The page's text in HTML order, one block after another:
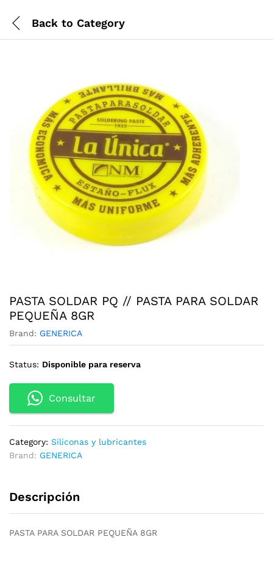
Back to Category
PASTA SOLDAR PQ // PASTA PARA SOLDAR
PEQUEÑA 8GR
Brand: GENERICA
Status: Disponible para reserva
Consultar
Category: Siliconas y lubricantes
Brand: GENERICA
Descripción
PASTA PARA SOLDAR PEQUEÑA 8GR